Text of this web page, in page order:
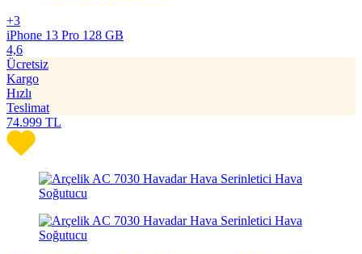
+3
iPhone 13 Pro 128 GB
4,6
Ücretsiz
Kargo
Hızlı
Teslimat
74.999 TL